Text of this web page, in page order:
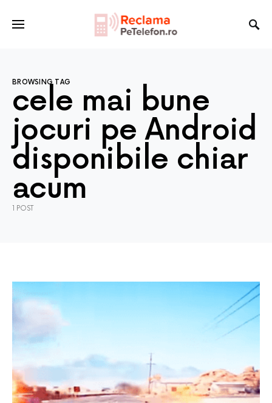
BROWSING TAG
cele mai bune
jocuri pe Android
disponibile chiar
acum
1 POST